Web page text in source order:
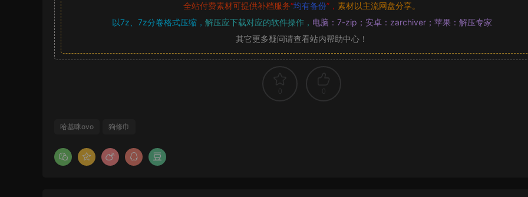
全站付费素材可提供补档服务“均有备份”， 素材以主流网盘分享。
以7z、7z分卷格式压缩， 解压应下载对应的软件操作， 电脑：7-zip；安卓：zarchiver；苹果：解压专家
其它更多疑问请查看站内帮助中心！
哈基咪ovo 狗修巾